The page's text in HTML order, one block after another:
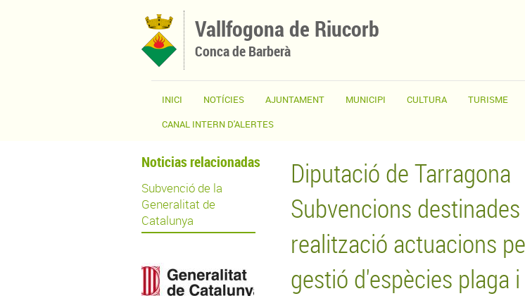
Vallfogona de Riucorb
Conca de Barberà
INICI NOTÍCIES AJUNTAMENT MUNICIPI CULTURA TURISME
CANAL INTERN D'ALERTES
Noticias relacionadas
Subvenció de la
Generalitat de
Catalunya
Diputació de Tarragona
Subvencions
realització actuacions
gestió d'espècies plaga